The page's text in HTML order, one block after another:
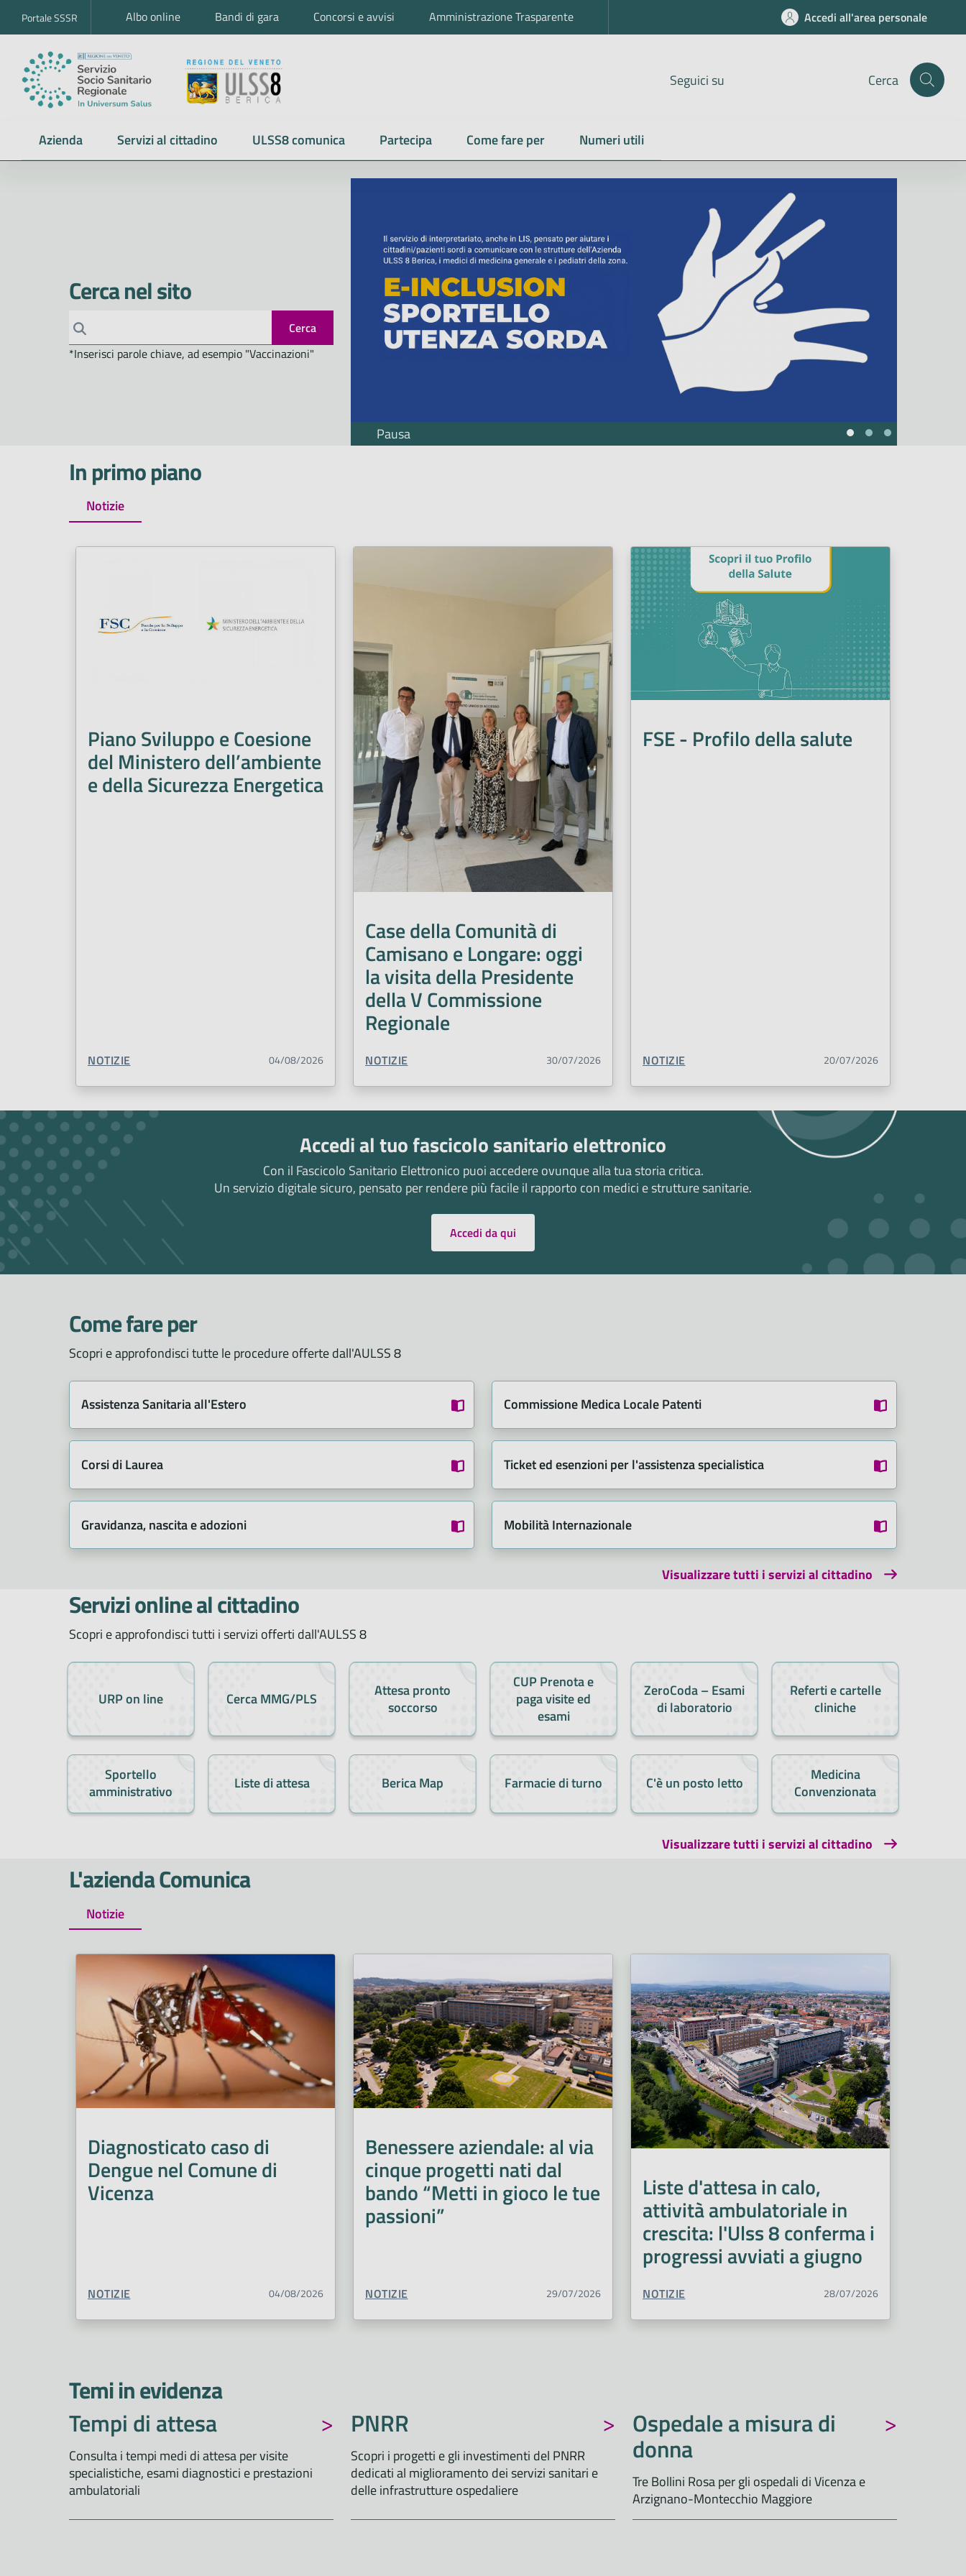
Portale SSSR Albo online Bandi di gara Concorsi e avvisi Amministrazione Trasparente Accedi all'area personale
Seguici su Cerca
Azienda Servizi al cittadino ULSS8 comunica Partecipa Come fare per Numeri utili
Cerca nel sito
Cerca
*Inserisci parole chiave, ad esempio "Vaccinazioni"
Pausa
In primo piano
Notizie
Piano Sviluppo e Coesione
del Ministero dell’ambiente
e della Sicurezza Energetica
TIPO CONTENUTO:
NOTIZIE 04/08/2026
Case della Comunità di
Camisano e Longare: oggi
la visita della Presidente
della V Commissione
Regionale
TIPO CONTENUTO:
NOTIZIE 30/07/2026
FSE - Profilo della salute
TIPO CONTENUTO:
NOTIZIE 20/07/2026
Accedi al tuo fascicolo sanitario elettronico
Con il Fascicolo Sanitario Elettronico puoi accedere ovunque alla tua storia critica.
Un servizio digitale sicuro, pensato per rendere più facile il rapporto con medici e strutture sanitarie.
Accedi da qui
Come fare per
Scopri e approfondisci tutte le procedure offerte dall'AULSS 8
Assistenza Sanitaria all'Estero Commissione Medica Locale Patenti
Corsi di Laurea Ticket ed esenzioni per l'assistenza specialistica
Gravidanza, nascita e adozioni Mobilità Internazionale
Visualizzare tutti i servizi al cittadino
Servizi online al cittadino
Scopri e approfondisci tutti i servizi offerti dall'AULSS 8
URP on line Cerca MMG/PLS
Attesa pronto
soccorso
CUP Prenota e
paga visite ed
esami
ZeroCoda – Esami
di laboratorio
Referti e cartelle
cliniche
Sportello
amministrativo
Liste di attesa Berica Map Farmacie di turno C'è un posto letto
Medicina
Convenzionata
Visualizzare tutti i servizi al cittadino
L'azienda Comunica
Notizie
Diagnosticato caso di
Dengue nel Comune di
Vicenza
TIPO CONTENUTO:
NOTIZIE 04/08/2026
Benessere aziendale: al via
cinque progetti nati dal
bando “Metti in gioco le tue
passioni”
TIPO CONTENUTO:
NOTIZIE 29/07/2026
Liste d'attesa in calo,
attività ambulatoriale in
crescita: l'Ulss 8 conferma i
progressi avviati a giugno
TIPO CONTENUTO:
NOTIZIE 28/07/2026
Temi in evidenza
Tempi di attesa
Consulta i tempi medi di attesa per visite
specialistiche, esami diagnostici e prestazioni
ambulatoriali
PNRR
Scopri i progetti e gli investimenti del PNRR
dedicati al miglioramento dei servizi sanitari e
delle infrastrutture ospedaliere
Ospedale a misura di
donna
Tre Bollini Rosa per gli ospedali di Vicenza e
Arzignano-Montecchio Maggiore